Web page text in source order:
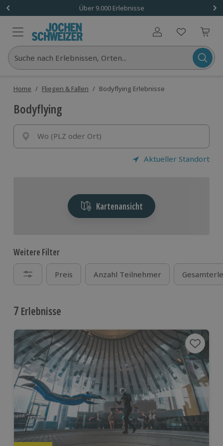
Über 9.000 Erlebnisse
Benutzerkonto
Suche nach Erlebnissen, Orten...
Home / Fliegen & Fallen / Bodyflying Erlebnisse
Bodyflying
Wo (PLZ oder Ort)
Aktueller Standort
Kartenansicht
Weitere Filter
Preis Anzahl Teilnehmer
7 Erlebnisse